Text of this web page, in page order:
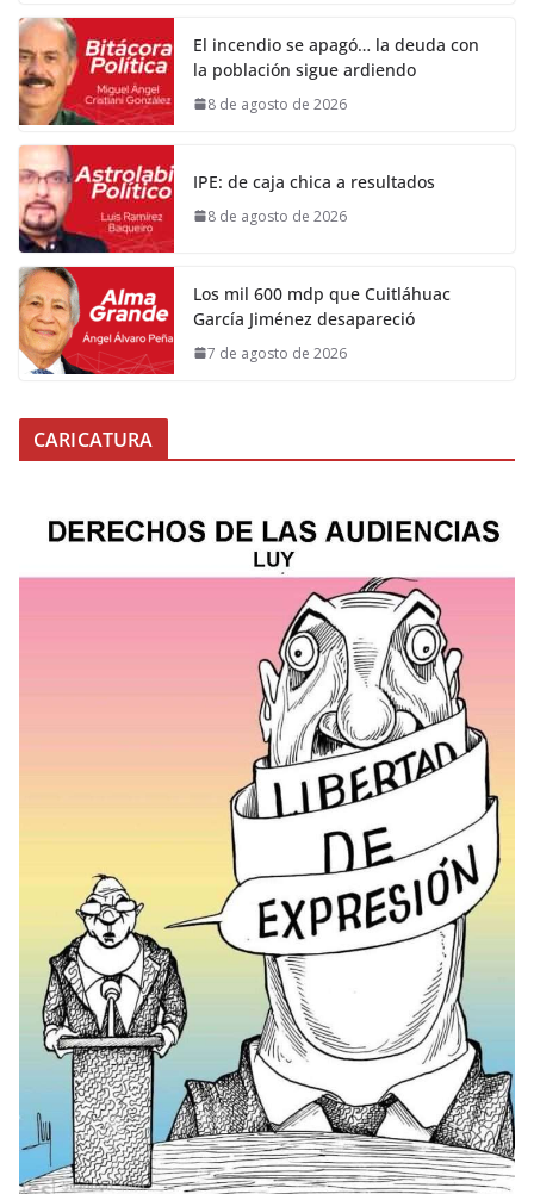
El incendio se apagó… la deuda con
la población sigue ardiendo
8 de agosto de 2026
IPE: de caja chica a resultados
8 de agosto de 2026
Los mil 600 mdp que Cuitláhuac
García Jiménez desapareció
7 de agosto de 2026
CARICATURA